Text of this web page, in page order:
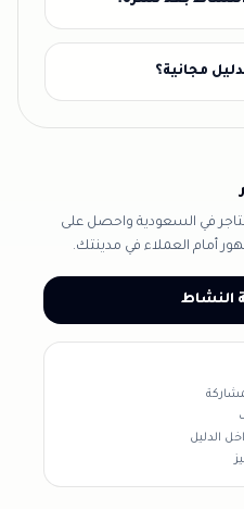
مجانية؟
في السعودية واحصل على
أمام العملاء في مدينتك.
النشاط
الدليل